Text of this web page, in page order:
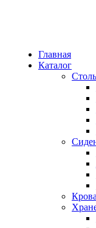
Главная
Каталог